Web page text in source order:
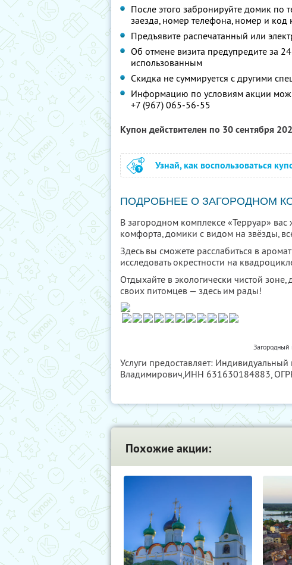
После этого забронируйте домик по
заезда, номер телефона, номер и код
Предъявите распечатанный или
Об отмене визита предупредите за 24
использованным
Скидка не суммируется с другими
Информацию по условиям акции
+7 (967) 065-56-55
Купон действителен по 30 сентября
Узнай, как воспользоваться
ПОДРОБНЕЕ О ЗАГОРОДНОМ
В загородном комплексе «Терруар»
комфорта, домики с видом на звёзды,
Здесь вы сможете расслабиться в
исследовать окрестности на
Отдыхайте в экологически чистой
своих питомцев — здесь им рады!
Загородный
Услуги предоставляет:
Владимирович,ИНН 631630184883,
Похожие акции: